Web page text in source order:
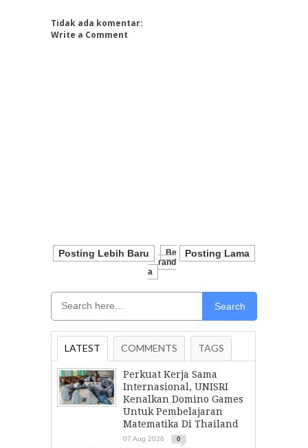
Tidak ada komentar:
Write a Comment
Posting Lebih Baru Posting Lama
Be
Rand
A
Search
LATEST COMMENTS TAGS
Perkuat Kerja Sama
Internasional, UNISRI
Kenalkan Domino Games
Untuk Pembelajaran
Matematika Di Thailand
07 Aug 2026 0